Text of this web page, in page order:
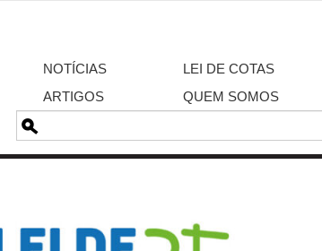
NOTÍCIAS LEI DE COTAS
ARTIGOS
QUEM SOMOS
Pesquisa